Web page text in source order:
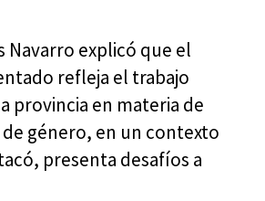
explicó que el
refleja el trabajo
provincia en materia de
género, en un contexto
presenta desafíos a